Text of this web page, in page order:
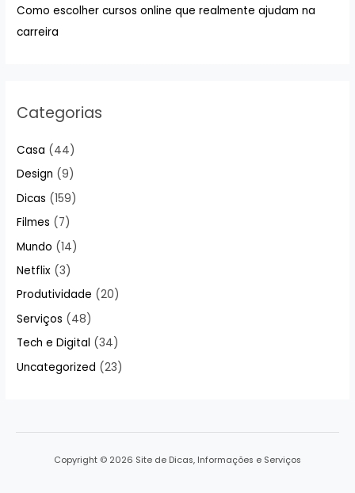
:Como escolher cursos online que realmente ajudam na
carreira
Categorias
Casa (44)
Design (9)
Dicas (159)
Filmes (7)
Mundo (14)
Netflix (3)
Produtividade (20)
Serviços (48)
Tech e Digital (34)
Uncategorized (23)
Copyright © 2026 Site de Dicas, Informações e Serviços